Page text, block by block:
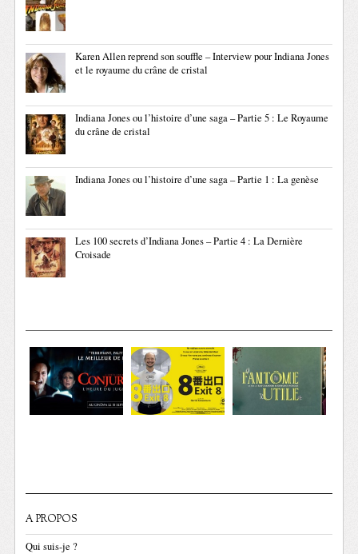
Karen Allen reprend son souffle – Interview pour Indiana Jones
et le royaume du crâne de cristal
Indiana Jones ou l’histoire d’une saga – Partie 5 : Le Royaume
du crâne de cristal
Indiana Jones ou l’histoire d’une saga – Partie 1 : La genèse
Les 100 secrets d’Indiana Jones – Partie 4 : La Dernière
Croisade
A PROPOS
Qui suis-je ?